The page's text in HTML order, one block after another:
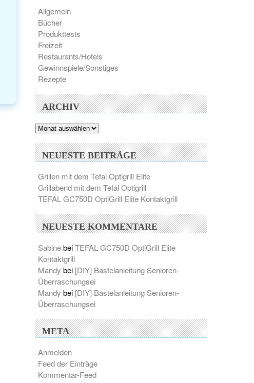
Allgemein
Bücher
Produkttests
Freizeit
Restaurants/Hotels
Gewinnspiele/Sonstiges
Rezepte
ARCHIV
Archiv
NEUESTE BEITRÄGE
Grillen mit dem Tefal Optigrill Elite
Grillabend mit dem Tefal Optigrill
TEFAL GC750D OptiGrill Elite Kontaktgrill
NEUESTE KOMMENTARE
SabinebeiTEFAL GC750D OptiGrill Elite
Kontaktgrill
Mandy bei [DIY] Bastelanleitung Senioren-
Überraschungsei
Mandy bei [DIY] Bastelanleitung Senioren-
Überraschungsei
META
Anmelden
Feed der Einträge
Kommentar-Feed